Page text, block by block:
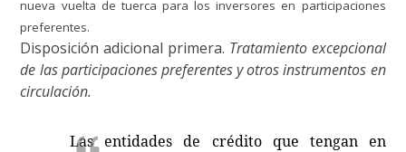
nueva vuelta de tuerca para los inversores en participaciones
preferentes.
Disposición adicional primera. Tratamiento excepcional
de las participaciones preferentes y otros instrumentos en
circulación.
Las entidades de crédito que tengan en